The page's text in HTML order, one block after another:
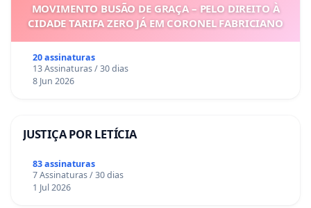
MOVIMENTO BUSÃO DE GRAÇA – PELO DIREITO À
CIDADE TARIFA ZERO JÁ EM CORONEL FABRICIANO
20 assinaturas
13 Assinaturas / 30 dias
8 Jun 2026
JUSTIÇA POR LETÍCIA
83 assinaturas
7 Assinaturas / 30 dias
1 Jul 2026